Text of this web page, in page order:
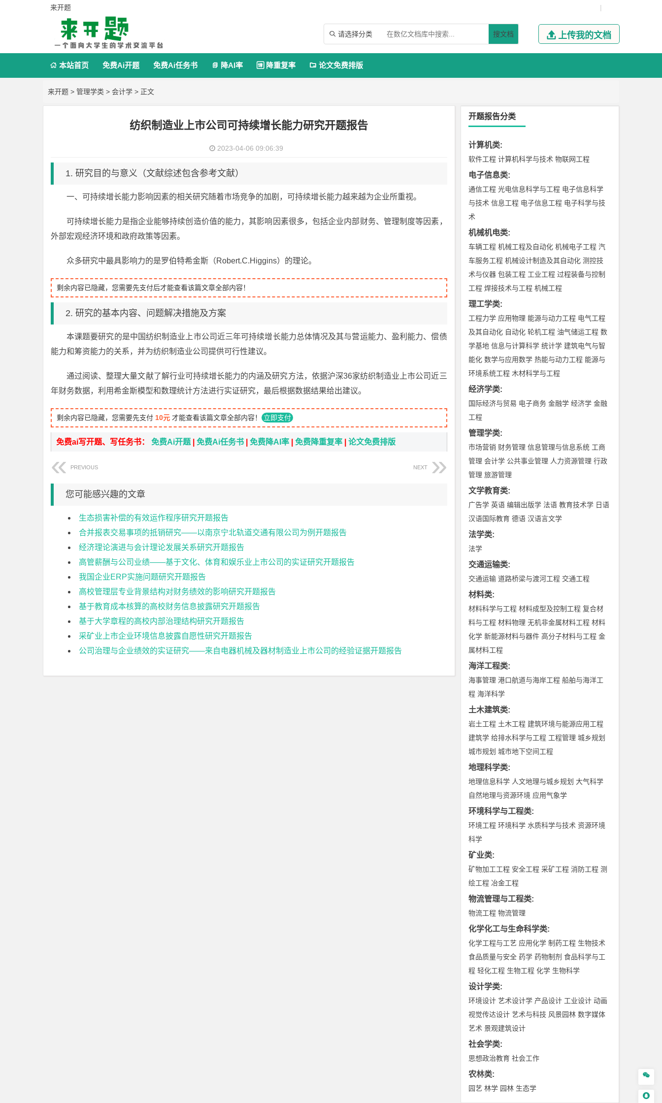
来开题 |
 请选择分类 搜文档  上传我的文档
 本站首页 免费Ai开题 免费Ai任务书  降AI率  降重复率  论文免费排版
来开题 > 管理学类 > 会计学 > 正文
纺织制造业上市公司可持续增长能力研究开题报告
2023-04-06 09:06:39
1. 研究目的与意义（文献综述包含参考文献）
一、可持续增长能力影响因素的相关研究随着市场竞争的加剧，可持续增长能力越来越为企业所重视。
可持续增长能力是指企业能够持续创造价值的能力，其影响因素很多，包括企业内部财务、管理制度等因素，
外部宏观经济环境和政府政策等因素。
众多研究中最具影响力的是罗伯特希金斯（Robert.C.Higgins）的理论。
剩余内容已隐藏，您需要先支付后才能查看该篇文章全部内容！
2. 研究的基本内容、问题解决措施及方案
本课题要研究的是中国纺织制造业上市公司近三年可持续增长能力总体情况及其与营运能力、盈利能力、偿债
能力和筹资能力的关系，并为纺织制造业公司提供可行性建议。
通过阅读、整理大量文献了解行业可持续增长能力的内涵及研究方法，依据沪深36家纺织制造业上市公司近三
年财务数据，利用希金斯模型和数理统计方法进行实证研究，最后根据数据结果给出建议。
剩余内容已隐藏，您需要先支付 10元 才能查看该篇文章全部内容！ 立即支付
免费ai写开题、写任务书： 免费Ai开题 免费Ai任务书 免费降AI率 免费降重复率 论文免费排版
PREVIOUS NEXT
您可能感兴趣的文章
生态损害补偿的有效运作程序研究开题报告
合并报表交易事项的抵销研究——以南京宁北轨道交通有限公司为例开题报告
经济理论演进与会计理论发展关系研究开题报告
高管薪酬与公司业绩——基于文化、体育和娱乐业上市公司的实证研究开题报告
我国企业ERP实施问题研究开题报告
高校管理层专业背景结构对财务绩效的影响研究开题报告
基于教育成本核算的高校财务信息披露研究开题报告
基于大学章程的高校内部治理结构研究开题报告
采矿业上市企业环境信息披露自愿性研究开题报告
公司治理与企业绩效的实证研究——来自电器机械及器材制造业上市公司的经验证据开题报告
开题报告分类
计算机类:
软件工程 计算机科学与技术 物联网工程
电子信息类:
通信工程 光电信息科学与工程 电子信息科学
与技术 信息工程 电子信息工程 电子科学与技
术
机械机电类:
车辆工程 机械工程及自动化 机械电子工程 汽
车服务工程 机械设计制造及其自动化 测控技
术与仪器 包装工程 工业工程 过程装备与控制
工程 焊接技术与工程 机械工程
理工学类:
工程力学 应用物理 能源与动力工程 电气工程
及其自动化 自动化 轮机工程 油气储运工程 数
学基地 信息与计算科学 统计学 建筑电气与智
能化 数学与应用数学 热能与动力工程 能源与
环境系统工程 木材科学与工程
经济学类:
国际经济与贸易 电子商务 金融学 经济学 金融
工程
管理学类:
市场营销 财务管理 信息管理与信息系统 工商
管理 会计学 公共事业管理 人力资源管理 行政
管理 旅游管理
文学教育类:
广告学 英语 编辑出版学 法语 教育技术学 日语
汉语国际教育 德语 汉语言文学
法学类:
法学
交通运输类:
交通运输 道路桥梁与渡河工程 交通工程
材料类:
材料科学与工程 材料成型及控制工程 复合材
料与工程 材料物理 无机非金属材料工程 材料
化学 新能源材料与器件 高分子材料与工程 金
属材料工程
海洋工程类:
海事管理 港口航道与海岸工程 船舶与海洋工
程 海洋科学
土木建筑类:
岩土工程 土木工程 建筑环境与能源应用工程
建筑学 给排水科学与工程 工程管理 城乡规划
城市规划 城市地下空间工程
地理科学类:
地理信息科学 人文地理与城乡规划 大气科学
自然地理与资源环境 应用气象学
环境科学与工程类:
环境工程 环境科学 水质科学与技术 资源环境
科学
矿业类:
矿物加工工程 安全工程 采矿工程 消防工程 测
绘工程 冶金工程
物流管理与工程类:
物流工程 物流管理
化学化工与生命科学类:
化学工程与工艺 应用化学 制药工程 生物技术
食品质量与安全 药学 药物制剂 食品科学与工
程 轻化工程 生物工程 化学 生物科学
设计学类:
环境设计 艺术设计学 产品设计 工业设计 动画
视觉传达设计 艺术与科技 风景园林 数字媒体
艺术 景观建筑设计
社会学类:
思想政治教育 社会工作
农林类:
园艺 林学 园林 生态学

